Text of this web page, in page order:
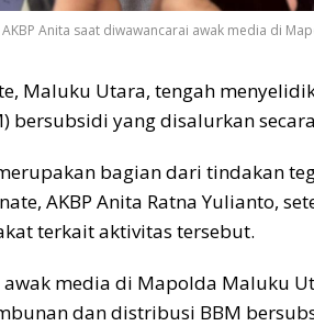
Anita saat diwawancarai awak media di
Maluku Utara, tengah
bersubsidi yang disalurkan
bagian dari tindakan
AKBP Anita Ratna Yulianto,
terkait aktivitas tersebut.
media di Mapolda Maluku
dan distribusi BBM